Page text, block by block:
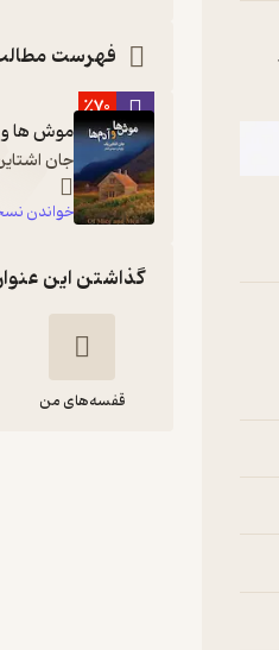
فهرست
٪70
موش ها و
جان
خواندن
گذاشتن این
قفسه‌های من